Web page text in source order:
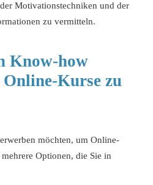
Motivationstechniken und der
zu vermitteln.
Know-how
Kurse zu
möchten, um Online-
Optionen, die Sie in